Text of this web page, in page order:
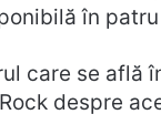
în
care se află
despre